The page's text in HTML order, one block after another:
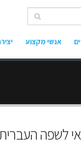
אנשי מקצוע
לשפה